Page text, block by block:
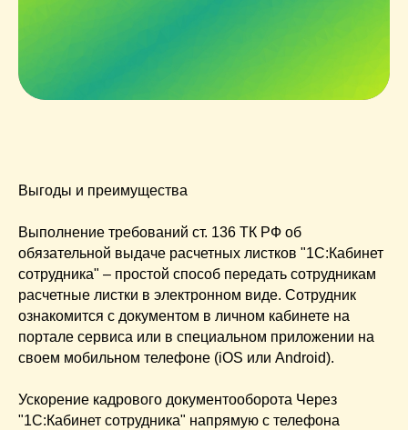
Выгоды и преимущества
Выполнение требований ст. 136 ТК РФ об
обязательной выдаче расчетных листков "1С:Кабинет
сотрудника" – простой способ передать сотрудникам
расчетные листки в электронном виде. Сотрудник
ознакомится с документом в личном кабинете на
портале сервиса или в специальном приложении на
своем мобильном телефоне (iOS или Android).
Ускорение кадрового документооборота Через
"1С:Кабинет сотрудника" напрямую с телефона